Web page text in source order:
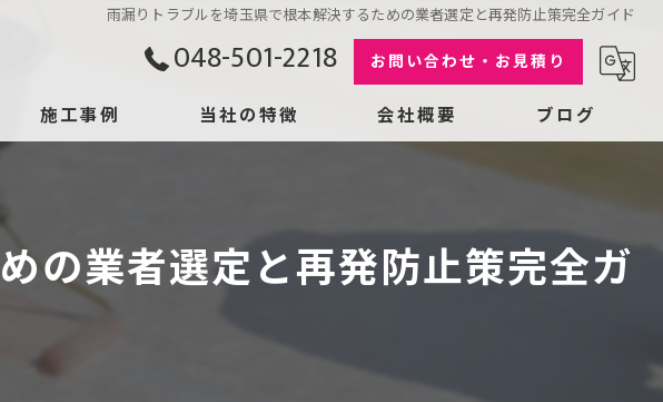
雨漏りトラブルを埼玉県で根本解決するための業者選定と再発防止策完全ガイド
048-501-2218 お問い合わせ・お見積り
施工事例
よくある質問
当社の特徴
コーキング
リフォーム
会社概要 ブログ
コラム
の業者選定と再発防止策完全ガ